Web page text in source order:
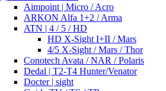
Aimpoint | Micro / Acro
ARKON Alfa 1+2 / Arma
ATN | 4 / 5 / HD
HD X-Sight I+II / Mars
4/5 X-Sight / Mars / Thor
Conotech Avata / NAR / Polaris
Dedal | T2-T4 Hunter/Venator
Docter | sight